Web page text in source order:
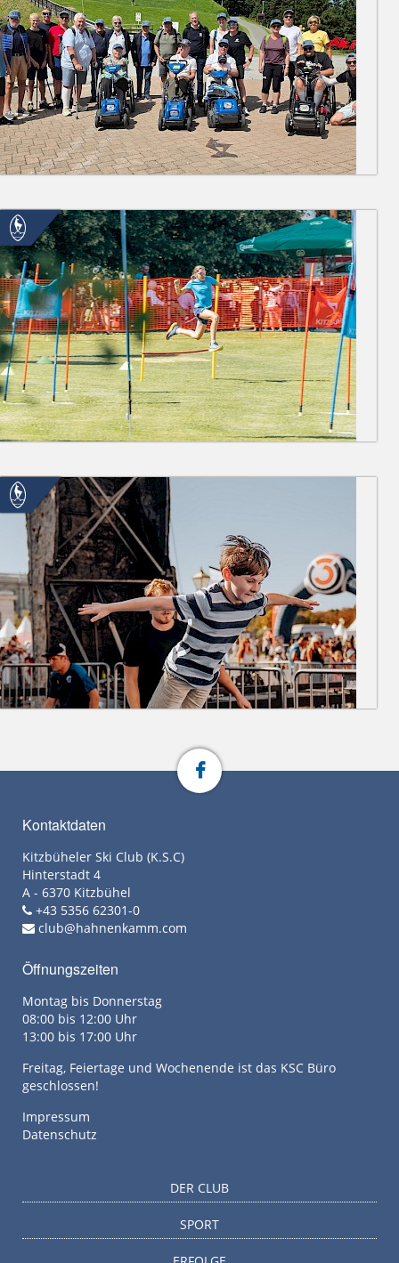
Kontaktdaten
Kitzbüheler Ski Club (K.S.C)
Hinterstadt 4
A - 6370 Kitzbühel
+43 5356 62301-0
club@hahnenkamm.com
Öffnungszeiten
Montag bis Donnerstag
08:00 bis 12:00 Uhr
13:00 bis 17:00 Uhr
Freitag, Feiertage und Wochenende ist das KSC Büro
geschlossen!
Impressum
Datenschutz
DER CLUB
SPORT